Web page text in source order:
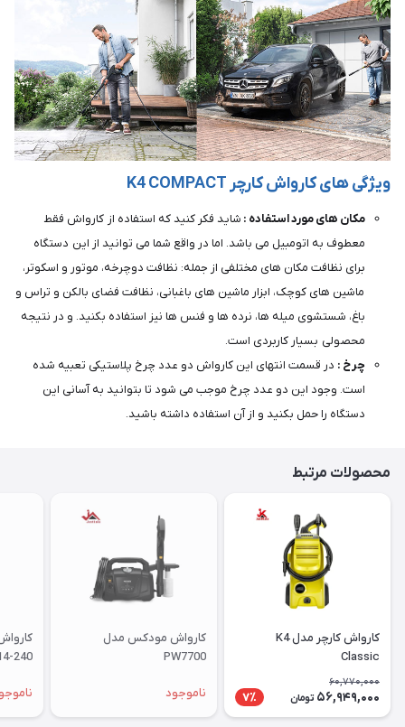
ویژگی های کارواش کارچر K4 COMPACT
مکان های مورد استفاده : شاید فکر کنید که استفاده از کارواش فقط
معطوف به اتومبیل می باشد. اما در واقع شما می توانید از این دستگاه
برای نظافت مکان های مختلفی از جمله: نظافت دوچرخه، موتور و اسکوتر،
ماشین های کوچک، ابزار ماشین های باغبانی، نظافت فضای بالکن و تراس و
باغ، شستشوی میله ها، نرده ها و فنس ها نیز استفاده بکنید. و در نتیجه
محصولی بسیار کاربردی است.
چرخ : در قسمت انتهای این کارواش دو عدد چرخ پلاستیکی تعبیه شده
است. وجود این دو عدد چرخ موجب می شود تا بتوانید به آسانی این
دستگاه را حمل بکنید و از آن استفاده داشته باشید.
محصولات مرتبط
کارواش کارچر مدل K4
Classic
60,770,000
56,949,000 تومان 7٪
کارواش مودکس مدل
PW7700
ناموجود
240